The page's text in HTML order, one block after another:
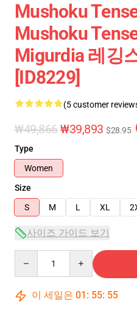
Mushoku
Mushoku
Migurdia 레깅
[ID8229]
(5 customer
₩49,866₩39,893 $28.95
Type
Women
Size
S
M L XL
사이즈 가이드 보기
이 세일은 01 : 55: 54